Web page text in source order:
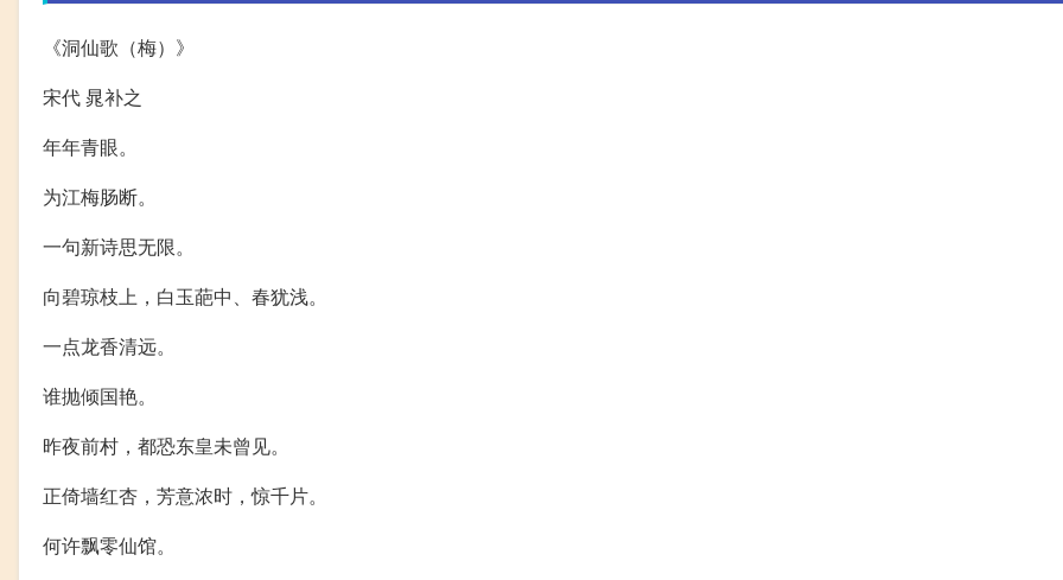
《洞仙歌（梅）》
宋代 晁补之
年年青眼。
为江梅肠断。
一句新诗思无限。
向碧琼枝上，白玉葩中、春犹浅。
一点龙香清远。
谁抛倾国艳。
昨夜前村，都恐东皇未曾见。
正倚墙红杏，芳意浓时，惊千片。
何许飘零仙馆。